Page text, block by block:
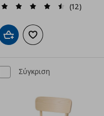
(12)
Προσθήκη στο καλάθι
Προσθήκη στα
Σύγκριση